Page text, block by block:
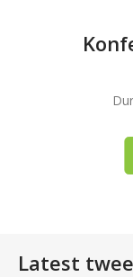
Latest